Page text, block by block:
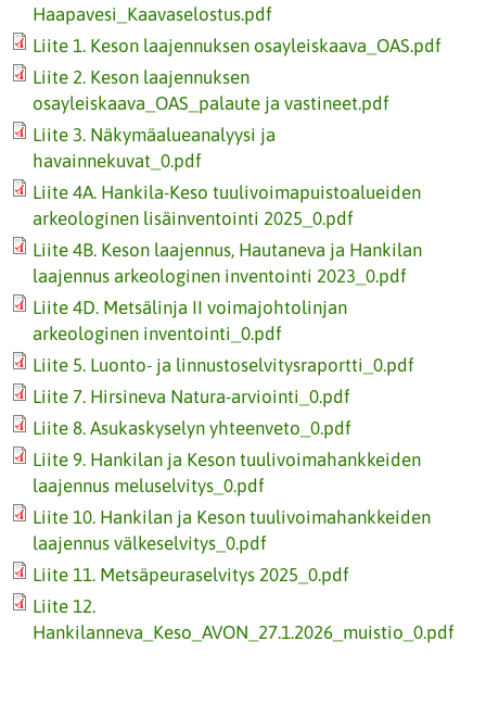
Haapavesi_Kaavaselostus.pdf
Liite 1. Keson laajennuksen osayleiskaava_OAS.pdf
Liite 2. Keson laajennuksen
osayleiskaava_OAS_palaute ja vastineet.pdf
Liite 3. Näkymäalueanalyysi ja
havainnekuvat_0.pdf
Liite 4A. Hankila-Keso tuulivoimapuistoalueiden
arkeologinen lisäinventointi 2025_0.pdf
Liite 4B. Keson laajennus, Hautaneva ja Hankilan
laajennus arkeologinen inventointi 2023_0.pdf
Liite 4D. Metsälinja II voimajohtolinjan
arkeologinen inventointi_0.pdf
Liite 5. Luonto- ja linnustoselvitysraportti_0.pdf
Liite 7. Hirsineva Natura-arviointi_0.pdf
Liite 8. Asukaskyselyn yhteenveto_0.pdf
Liite 9. Hankilan ja Keson tuulivoimahankkeiden
laajennus meluselvitys_0.pdf
Liite 10. Hankilan ja Keson tuulivoimahankkeiden
laajennus välkeselvitys_0.pdf
Liite 11. Metsäpeuraselvitys 2025_0.pdf
Liite 12.
Hankilanneva_Keso_AVON_27.1.2026_muistio_0.pdf